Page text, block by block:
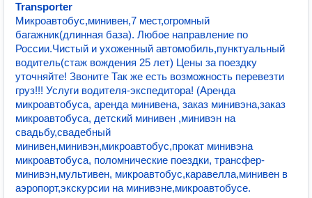
Transporter
Микроавтобус,минивен,7 мест,огромный
багажник(длинная база). Любое направление по
России.Чистый и ухоженный автомобиль,пунктуальный
водитель(стаж вождения 25 лет) Цены за поездку
уточняйте! Звоните Так же есть возможность перевезти
груз!!! Услуги водителя-экспедитора! (Аренда
микроавтобуса, аренда минивена, заказ минивэна,заказ
микроавтобуса, детский минивен ,минивэн на
свадьбу,свадебный
минивен,минивэн,микроавтобус,прокат минивэна
микроавтобуса, поломнические поездки, трансфер-
минивэн,мультивен, микроавтобус,каравелла,минивен в
аэропорт,экскурсии на минивэне,микроавтобусе.